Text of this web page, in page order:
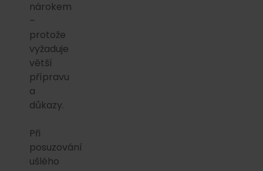
nárokem
–
protože
vyžaduje
větší
přípravu
a
důkazy.
Při
posuzování
ušlého